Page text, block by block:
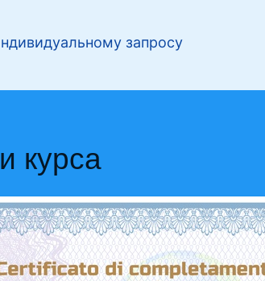
запросу
курса